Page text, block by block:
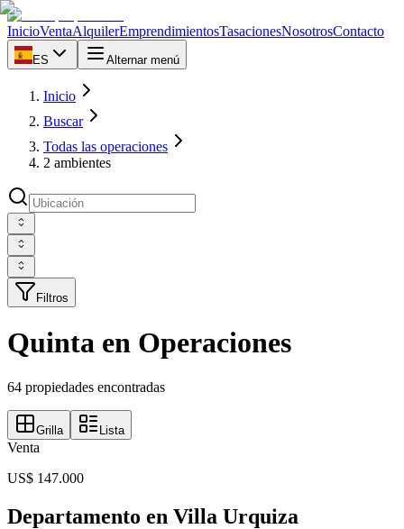
InicioVentaAlquilerEmprendimientosTasacionesNosotrosContacto
ES Alternar menú
Inicio
Buscar
Todas las operaciones
2 ambientes
Filtros
Quinta en Operaciones
64 propiedades encontradas
Grilla Lista
Venta
US$ 147.000
Departamento en Villa Urquiza